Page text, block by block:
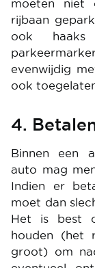
moeten niet
rijbaan
ook
evenwijdig
ook
4.
Binnen een
auto mag
Indien er
moet dan
Het is best
houden (het
groot) om